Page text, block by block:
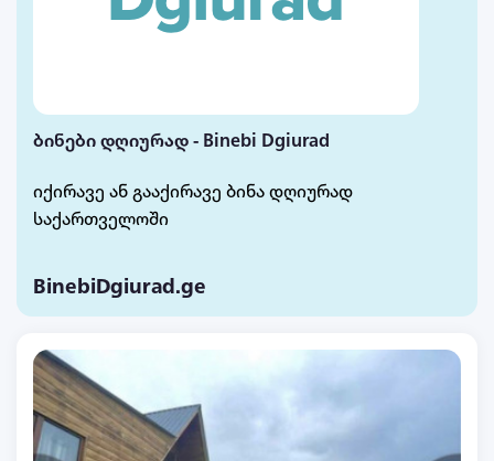
ბინები დღიურად - Binebi Dgiurad
იქირავე ან გააქირავე ბინა დღიურად
საქართველოში
BinebiDgiurad.ge